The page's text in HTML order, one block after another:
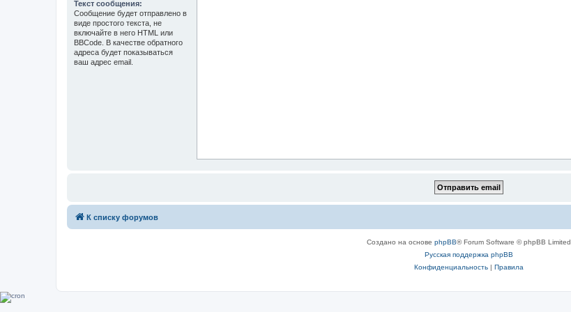
Текст сообщения:
Сообщение будет отправлено в
виде простого текста, не
включайте в него HTML или
BBCode. В качестве обратного
адреса будет показываться
ваш адрес email.
К списку форумов
Создано на основе phpBB® Forum Software © phpBB Limited
Русская поддержка phpBB
Конфиденциальность| Правила